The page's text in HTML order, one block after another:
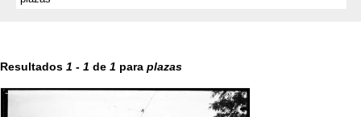
Resultados 1 - 1 de 1 para plazas